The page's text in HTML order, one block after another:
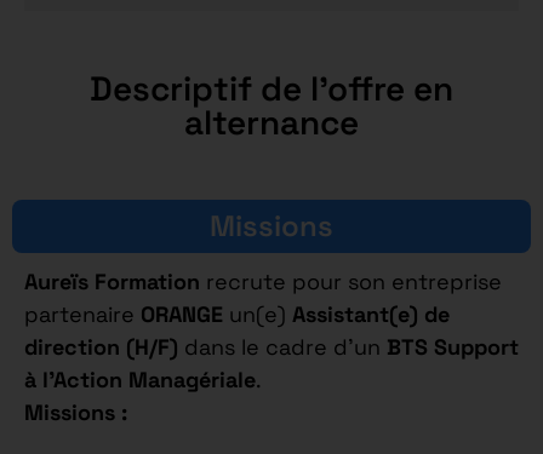
Descriptif de l'offre en
alternance
Missions
Aureïs Formation recrute pour son entreprise
partenaire ORANGE un(e) Assistant(e) de
direction (H/F) dans le cadre d’un BTS Support
à l’Action Managériale.
Missions :